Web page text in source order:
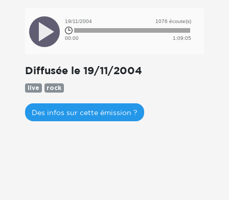
19/11/2004 1076 écoute(s)
00:00 1:09:05
Diffusée le 19/11/2004
live rock
Des infos sur cette émission ?